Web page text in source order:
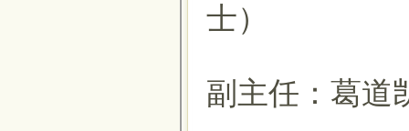
士）
副主任：葛道